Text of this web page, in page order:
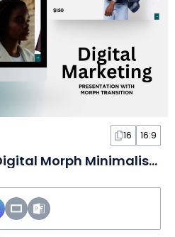
16 16:9
Plan de Marketing Digital Morph Minimalista en Diapositivas